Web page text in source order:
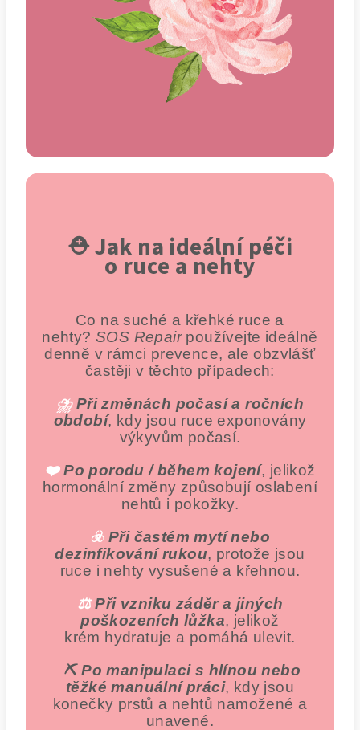
⛑️ Jak na ideální péči
o ruce a nehty
Co na suché a křehké ruce a
nehty?SOS Repairpoužívejte ideálně
denně v rámci prevence, ale obzvlášť
častěji v těchto případech:
⛈️Při změnách počasí a ročních
období, kdy jsou ruce exponovány
výkyvům počasí.
❤️Po porodu / během kojení, jelikož
hormonální změny způsobují oslabení
nehtů i pokožky.
☣️ Při častém mytí nebo
dezinfikování rukou, protože jsou
ruce i nehty vysušené a křehnou.
⚖️Při vzniku záděr a jiných
poškozeních lůžka, jelikož
krém hydratuje a pomáhá ulevit.
⛏️Po manipulaci s hlínou nebo
těžké manuální práci, kdy jsou
konečky prstů a nehtů namožené a
unavené.